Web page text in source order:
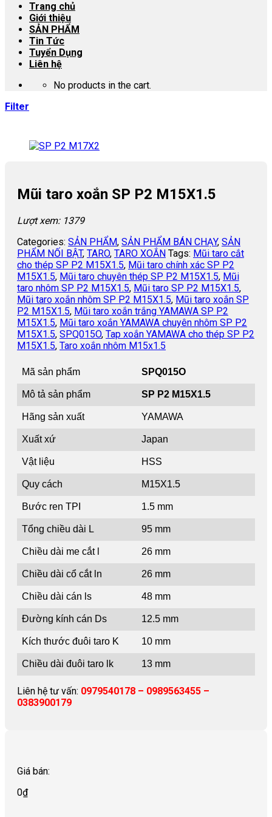
Trang chủ
Giới thiệu
SẢN PHẨM
Tin Tức
Tuyển Dụng
Liên hệ
No products in the cart.
Filter
Mũi taro xoắn SP P2 M15X1.5
Lượt xem: 1379
Categories: SẢN PHẨM, SẢN PHẨM BÁN CHẠY, SẢN
PHẨM NỐI BẬT, TARO, TARO XOẮN Tags: Mũi taro cắt
cho thép SP P2 M15X1.5, Mũi taro chính xác SP P2
M15X1.5, Mũi taro chuyên thép SP P2 M15X1.5, Mũi
taro nhôm SP P2 M15X1.5, Mũi taro SP P2 M15X1.5,
Mũi taro xoắn nhôm SP P2 M15X1.5, Mũi taro xoắn SP
P2 M15X1.5, Mũi taro xoắn trắng YAMAWA SP P2
M15X1.5, Mũi taro xoắn YAMAWA chuyên nhôm SP P2
M15X1.5, SPQ015O, Tap xoắn YAMAWA cho thép SP P2
M15X1.5, Taro xoắn nhôm M15x1.5
Mã sản phẩm SPQ015O
Mô tả sản phẩm SP P2 M15X1.5
Hãng sản xuất YAMAWA
Xuất xứ Japan
Vật liệu HSS
Quy cách M15X1.5
Bước ren TPI 1.5 mm
Tổng chiều dài L 95 mm
Chiều dài me cắt l 26 mm
Chiều dài cổ cắt ln 26 mm
Chiều dài cán ls 48 mm
Đường kính cán Ds 12.5 mm
Kích thước đuôi taro K 10 mm
Chiều dài đuôi taro lk 13 mm
Liên hệ tư vấn: 0979540178 – 0989563455 –
0383900179
Giá bán:
0₫